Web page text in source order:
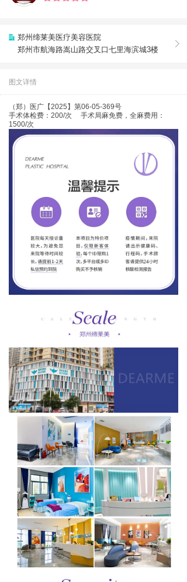
郑州缔莱美医疗美容医院
郑州市航海路嵩山路交叉口七里海滨城3楼
图文详情